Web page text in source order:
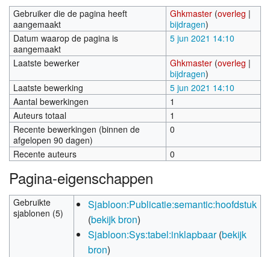
Gebruiker die de pagina heeft
aangemaakt
Ghkmaster (overleg |
bijdragen)
Datum waarop de pagina is
aangemaakt
5 jun 2021 14:10
Laatste bewerker Ghkmaster (overleg |
bijdragen)
Laatste bewerking
5 jun 2021 14:10
Aantal bewerkingen
1
Auteurs totaal
1
Recente bewerkingen (binnen de
afgelopen 90 dagen)
0
Recente auteurs 0
Pagina-eigenschappen
Gebruikte
sjablonen (5)
Sjabloon:Publicatie:semantic:hoofdstuk
(bekijk bron)
Sjabloon:Sys:tabel:inklapbaar(bekijk
bron)